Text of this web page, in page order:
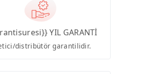
YIL GARANTİ
distribütör garantilidir.